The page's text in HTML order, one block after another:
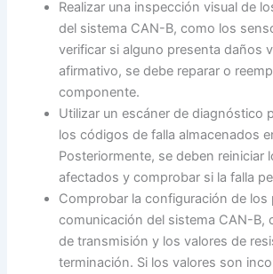
Realizar una inspección visual de
del sistema CAN-B, como los
verificar si alguno presenta daños
afirmativo, se debe reparar o
componente.
Utilizar un escáner de diagnóstico
los códigos de falla almacenados
Posteriormente, se deben reiniciar
afectados y comprobar si la falla
Comprobar la configuración de los
comunicación del sistema CAN-B,
de transmisión y los valores de
terminación. Si los valores son